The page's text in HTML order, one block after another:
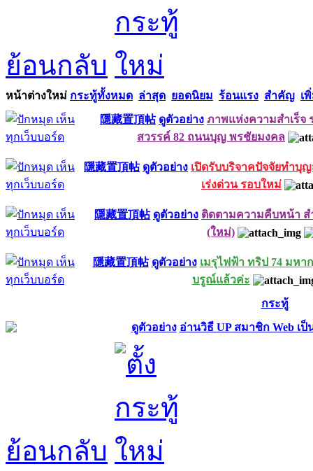
ย้อนกลับ
หน้าต่างใหม่ กระทู้ทั้งหมด ล่าสุด ยอดนิยม ร้อนแรง สำคัญ เ
隱藏置頂帖 ดูตัวอย่าง ภาพแห่งความสำเร็จ
สวรรค์ 82 ถนนบุญ พรชัยมงคล
隱藏置頂帖 ดูตัวอย่าง เปิดรับบริจาคปัจจัยทำบุ
เร่งด่วน รอบใหม่
隱藏置頂帖 ดูตัวอย่าง ติดตามความคืบหน้า
(ใหม่)
隱藏置頂帖 ดูตัวอย่าง เมรุไฟฟ้า ทริป 74 มห
บรูณ์แล้วค่ะ
กระทู้
ดูตัวอย่าง อ่านวิธี UP สมาชิก Web เ
ย้อนกลับ